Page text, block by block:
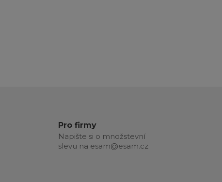
Pro firmy
Napište si o množstevní
slevu na esam@esam.cz